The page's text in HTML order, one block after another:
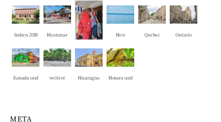
Indien 2018 Myanmar
PEI
New
Quebec Ontario
Kanada und
weitere
Nicaragua
Nosara und
META